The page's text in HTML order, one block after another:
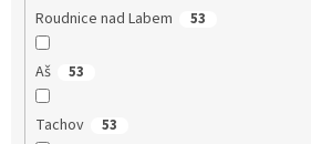
Roudnice nad Labem 53
Aš 53
Tachov 53